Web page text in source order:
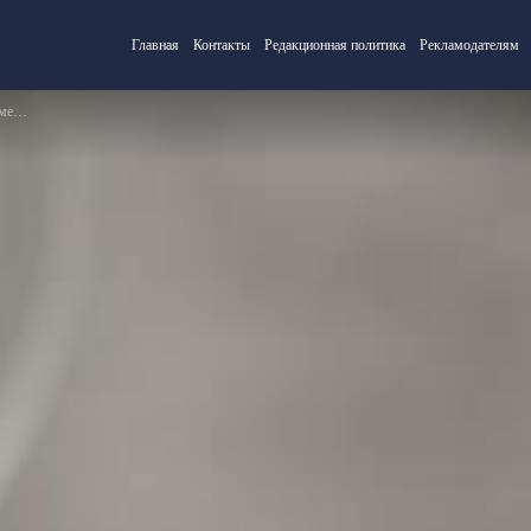
Главная Контакты Редакционная политика Рекламодателям